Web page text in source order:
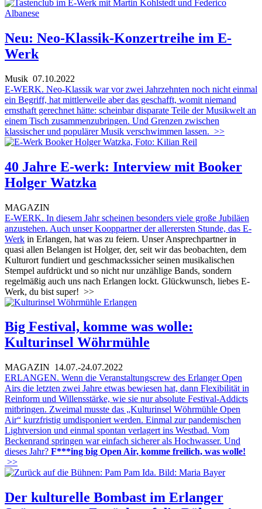
Neu: Neo-Klassik-Konzertreihe im E-
Werk
Musik 07.10.2022
E-WERK. Neo-Klassik war vor zwei Jahrzehnten noch nicht einmal
ein Begriff, hat mittlerweile aber das geschafft, womit niemand
ernsthaft gerechnet hätte: scheinbar disparate Teile der Musikwelt an
einem Tisch zusammenzubringen. Und Grenzen zwischen
klassischer und populärer Musik verschwimmen lassen. >>
40 Jahre E-werk: Interview mit Booker
Holger Watzka
MAGAZIN
E-WERK. In diesem Jahr scheinen besonders viele große Jubiläen
anzustehen. Auch unser Kooppartner der allerersten Stunde, das E-
Werk in Erlangen, hat was zu feiern. Unser Ansprechpartner in
quasi allen Belangen ist Holger, der, seit wir das beobachten, dem
Kulturort fundiert und geschmackssicher seinen musikalischen
Stempel aufdrückt und so nicht nur unzählige Bands, sondern
regelmäßig auch uns nach Erlangen lockt. Glückwunsch, liebes E-
Werk, du bist super! >>
Big Festival, komme was wolle:
Kulturinsel Wöhrmühle
MAGAZIN 14.07.-24.07.2022
ERLANGEN. Wenn die Veranstaltungscrew des Erlanger Open
Airs die letzten zwei Jahre etwas bewiesen hat, dann Flexibilität in
Reinform und Willensstärke, wie sie nur absolute Festival-Addicts
mitbringen. Zweimal musste das „Kulturinsel Wöhrmühle Open
Air“ kurzfristig umdisponiert werden. Einmal zur pandemischen
Lightversion und einmal spontan verlagert ins Westbad. Vom
Beckenrand springen war einfach sicherer als Hochwasser. Und
dieses Jahr? F***ing big Open Air, komme freilich, was wolle!
>>
Der kulturelle Bombast im Erlanger